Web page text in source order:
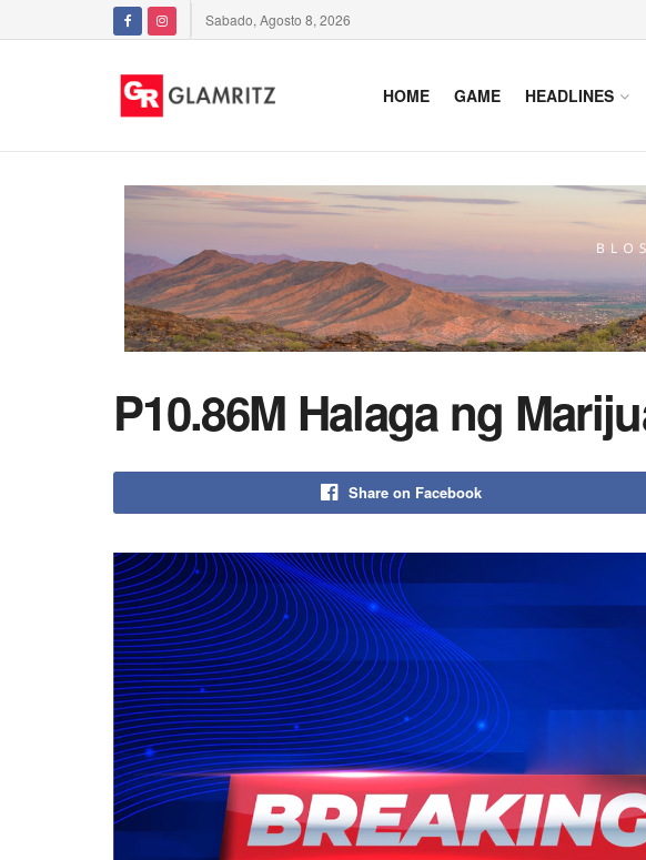
Sabado, Agosto 8, 2026
HOME GAME HEADLINES
P10.86M Halaga ng
Share on Facebook